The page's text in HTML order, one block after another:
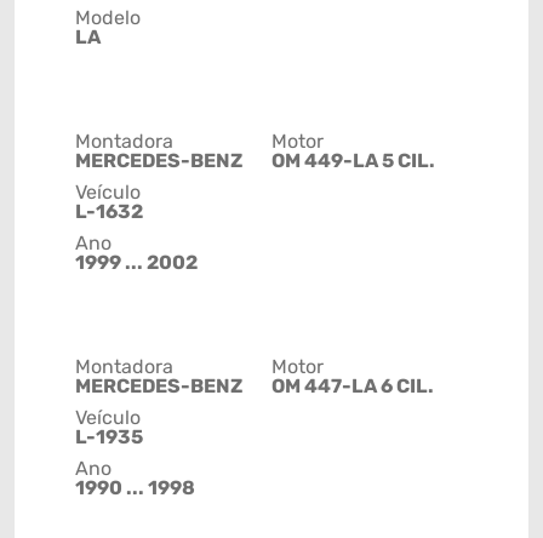
Modelo
LA
Montadora
MERCEDES-BENZ
Veículo
L-1632
Ano
1999 ... 2002
Motor
OM 449-LA 5 CIL.
Montadora
MERCEDES-BENZ
Veículo
L-1935
Ano
1990 ... 1998
Motor
OM 447-LA 6 CIL.